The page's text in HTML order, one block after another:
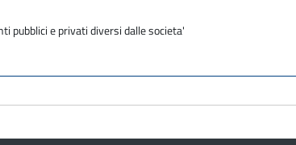
pubblici e privati diversi dalle societa'